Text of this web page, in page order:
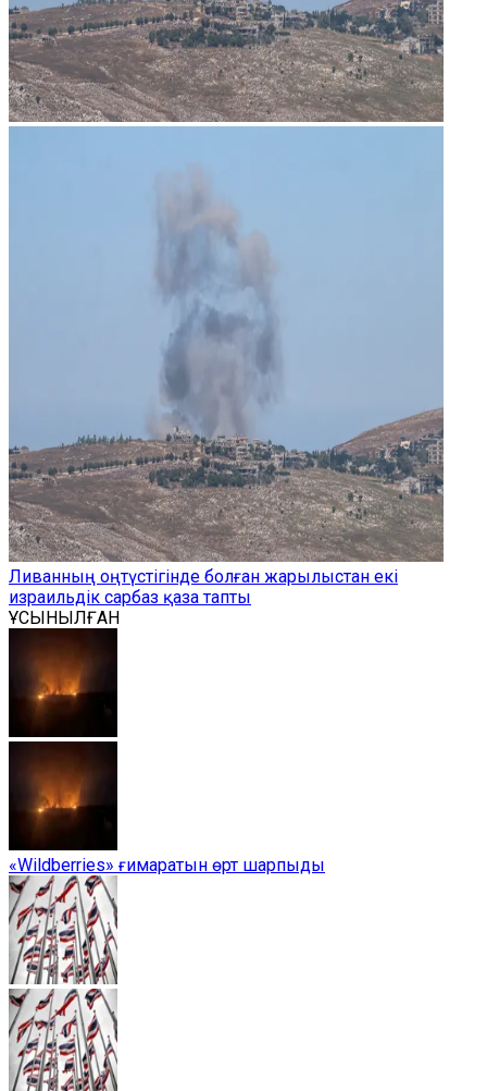
Ливанның оңтүстігінде болған жарылыстан екі
израильдік сарбаз қаза тапты
ҰСЫНЫЛҒАН
«Wildberries» ғимаратын өрт шарпыды